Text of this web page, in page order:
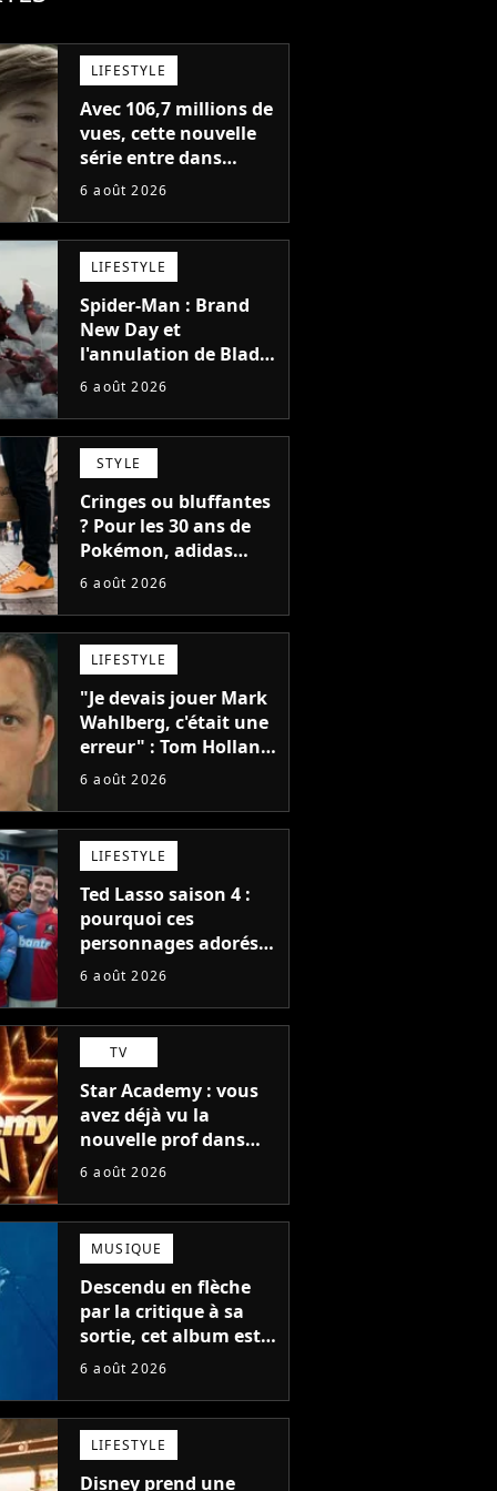
LIFESTYLE
Avec 106,7 millions de
vues, cette nouvelle
série entre dans
l'histoire de Netflix en
6 août 2026
LIFESTYLE
Spider-Man : Brand
New Day et
l'annulation de Blade
montrent que Marvel
faire quoi que ce soit
de simple
6 août 2026
STYLE
Cringes ou bluffantes
? Pour les 30 ans de
Pokémon, adidas
dévoile une énorme
et je ne sais pas quoi
en penser
6 août 2026
LIFESTYLE
"Je devais jouer Mark
Wahlberg, c'était une
erreur" : Tom Holland,
la star de Spider-Man,
blockbuster
6 août 2026
LIFESTYLE
Ted Lasso saison 4 :
pourquoi ces
personnages adorés
des fans ne sont pas
6 août 2026
TV
Star Academy : vous
avez déjà vu la
nouvelle prof dans
The Voice et aux
6 août 2026
MUSIQUE
Descendu en flèche
par la critique à sa
sortie, cet album est
en train de devenir le
auteur
6 août 2026
LIFESTYLE
Disney prend une